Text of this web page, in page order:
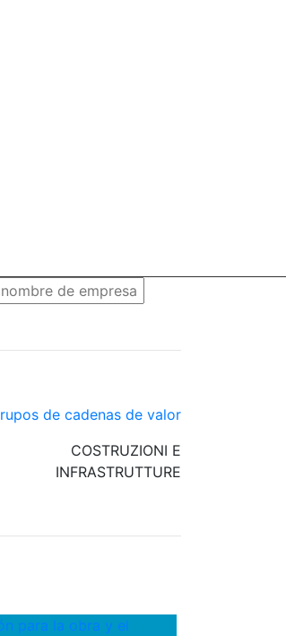
de cadenas de valor
COSTRUZIONI E
INFRASTRUTTURE
para la obra y el